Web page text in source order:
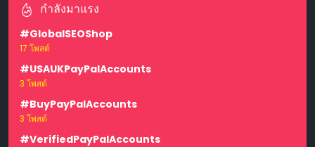
กำลังมาแรง
#GlobalSEOShop
17 โพสต์
#USAUKPayPalAccounts
3 โพสต์
#BuyPayPalAccounts
3 โพสต์
#VerifiedPayPalAccounts